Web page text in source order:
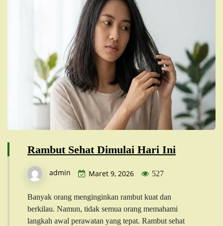
Rambut Sehat Dimulai Hari Ini
admin Maret 9, 2026 527
Banyak orang menginginkan rambut kuat dan
berkilau. Namun, tidak semua orang memahami
langkah awal perawatan yang tepat. Rambut sehat